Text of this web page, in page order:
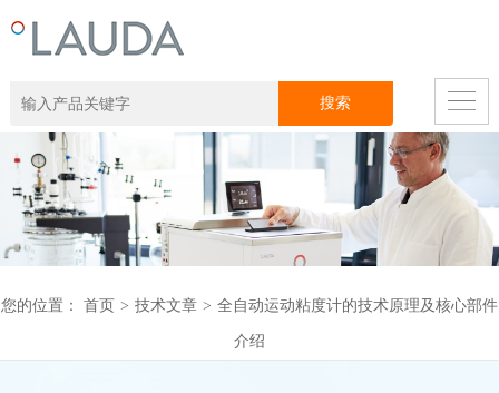
您的位置： 首页 > 技术文章 > 全自动运动粘度计的技术原理及核心部件
介绍